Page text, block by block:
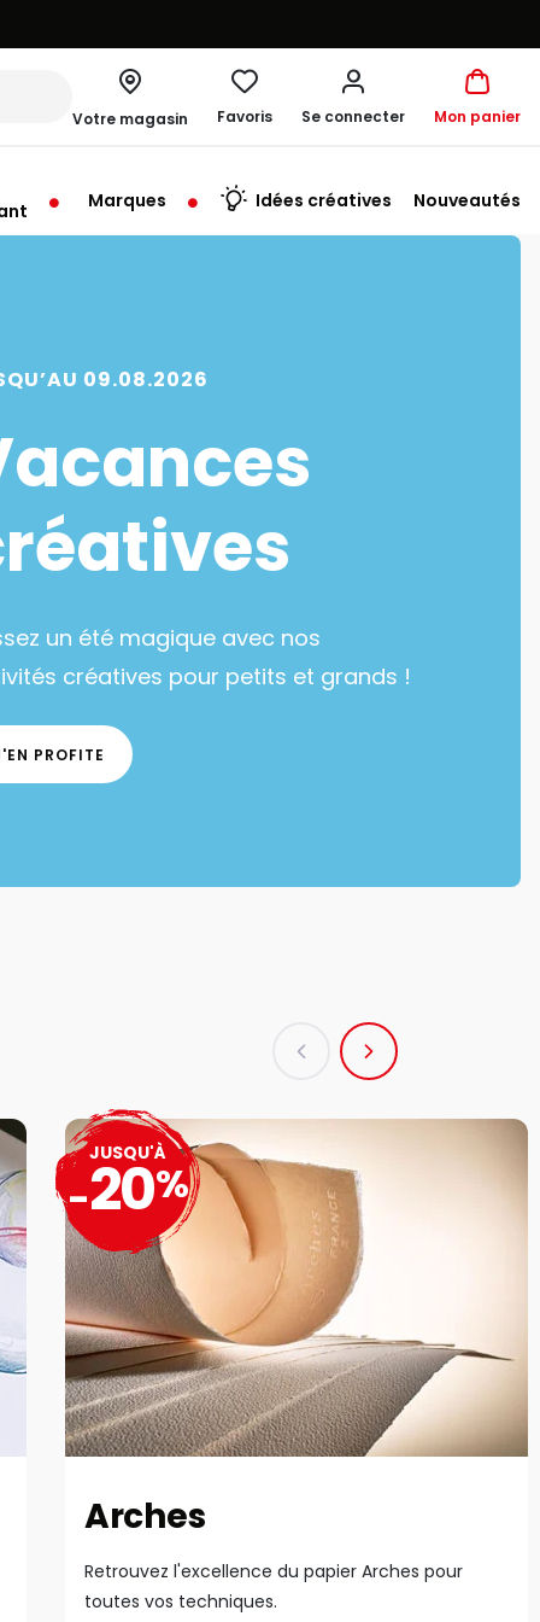
Votre magasin
à 19:30
Favoris Se connecter Mon panier
Marques Idées créatives Nouveautés
09.08.2026
un été magique avec nos
créatives pour petits et grands !
PROFITE
Arches
Retrouvez l'excellence du papier Arches pour
toutes vos techniques.
JUSQU'À
-20%